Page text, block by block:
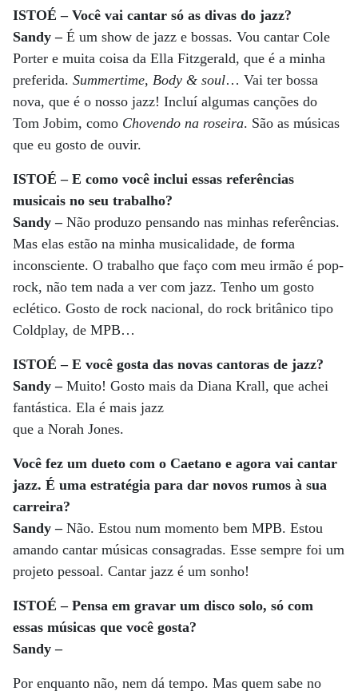
ISTOÉ – Você vai cantar só as divas do jazz?
Sandy –É um show de jazz e bossas. Vou cantar Cole
Porter e muita coisa da Ella Fitzgerald, que é a minha
preferida. Summertime, Body & soul… Vai ter bossa
nova, que é o nosso jazz! Incluí algumas canções do
Tom Jobim, como Chovendo na roseira. São as músicas
que eu gosto de ouvir.
ISTOÉ – E como você inclui essas referências
musicais no seu trabalho?
Sandy –Não produzo pensando nas minhas referências.
Mas elas estão na minha musicalidade, de forma
inconsciente. O trabalho que faço com meu irmão é pop-
rock, não tem nada a ver com jazz. Tenho um gosto
eclético. Gosto de rock nacional, do rock britânico tipo
Coldplay, de MPB…
ISTOÉ – E você gosta das novas cantoras de jazz?
Sandy –Muito! Gosto mais da Diana Krall, que achei
fantástica. Ela é mais jazz
que a Norah Jones.
Você fez um dueto com o Caetano e agora vai cantar
jazz. É uma estratégia para dar novos rumos à sua
carreira?
Sandy –Não. Estou num momento bem MPB. Estou
amando cantar músicas consagradas. Esse sempre foi um
projeto pessoal. Cantar jazz é um sonho!
ISTOÉ – Pensa em gravar um disco solo, só com
essas músicas que você gosta?
Sandy –
Por enquanto não, nem dá tempo. Mas quem sabe no